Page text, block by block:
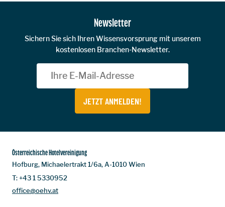
Newsletter
Sichern Sie sich Ihren Wissensvorsprung mit unserem
kostenlosen Branchen-Newsletter.
JETZT ANMELDEN!
Österreichische Hotelvereinigung
Hofburg, Michaelertrakt 1/6a, A-1010 Wien
T:+43 1 5330952
office@oehv.at